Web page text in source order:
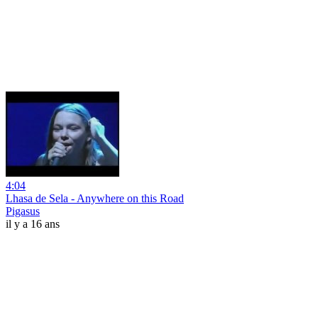
4:04
Lhasa de Sela - Anywhere on this Road
Pigasus
il y a 16 ans